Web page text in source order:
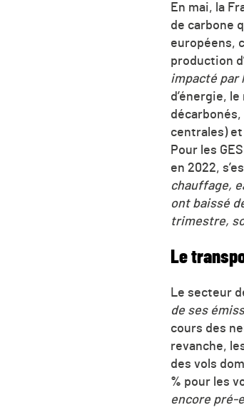
En mai, la
de carbone
européens,
production
impacté par
d’énergie,
centrales)
Pour les
en 2022,
chauffage,
ont baissé
trimestre,
Le
Le secteur
de ses
cours des
revanche,
des vols
% pour les
encore pré-